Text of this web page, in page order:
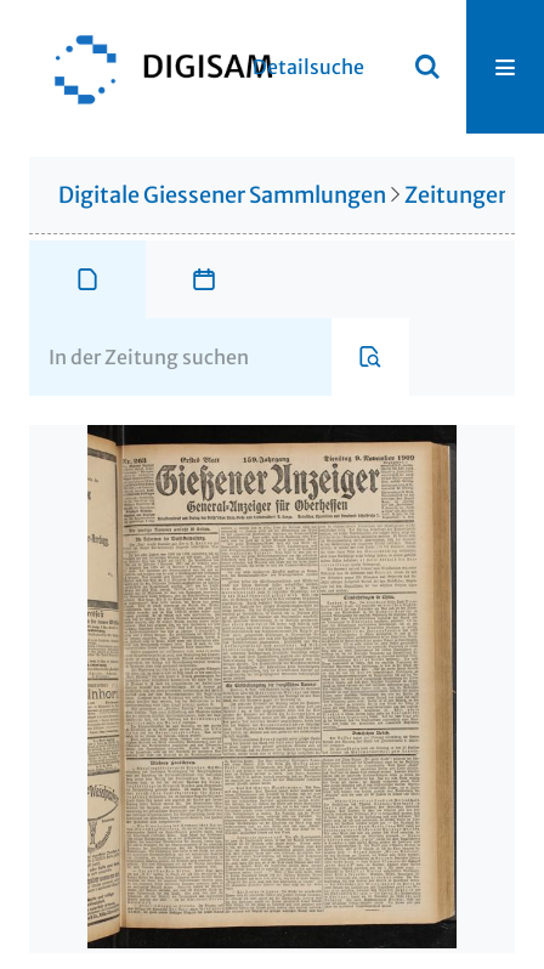
Detailsuche
Digitale Giessener Sammlungen Zeitungen